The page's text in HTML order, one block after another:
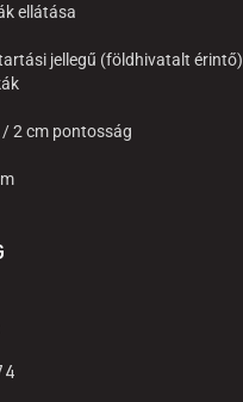
ellátása
jellegű (földhivatalt érintő)
2 cm pontosság